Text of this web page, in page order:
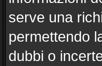
serve una
permettendo
dubbi o